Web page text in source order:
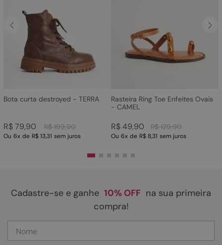
Bota curta destroyed - TERRA
R$ 199,90
R$79,90
Ou 6x de R$ 13,31 sem juros
Rasteira Ring Toe Enfeites Ovais
- CAMEL
R$ 129,90
R$49,90
Ou 6x de R$ 8,31 sem juros
Cadastre-se e ganhe 10% OFF na sua primeira
compra!